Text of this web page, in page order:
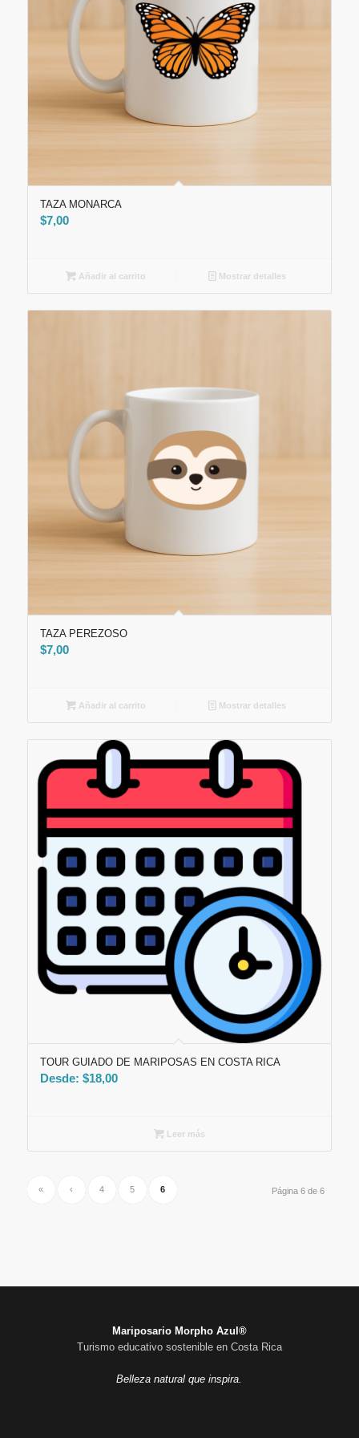
TAZA MONARCA
$7,00
Añadir al carrito Mostrar detalles
TAZA PEREZOSO
$7,00
Añadir al carrito Mostrar detalles
TOUR GUIADO DE MARIPOSAS EN COSTA RICA
Desde: $18,00
Leer más
Página 6 de 6
« ‹ 4 5 6
Mariposario Morpho Azul®
Turismo educativo sostenible en Costa Rica
Belleza natural que inspira.